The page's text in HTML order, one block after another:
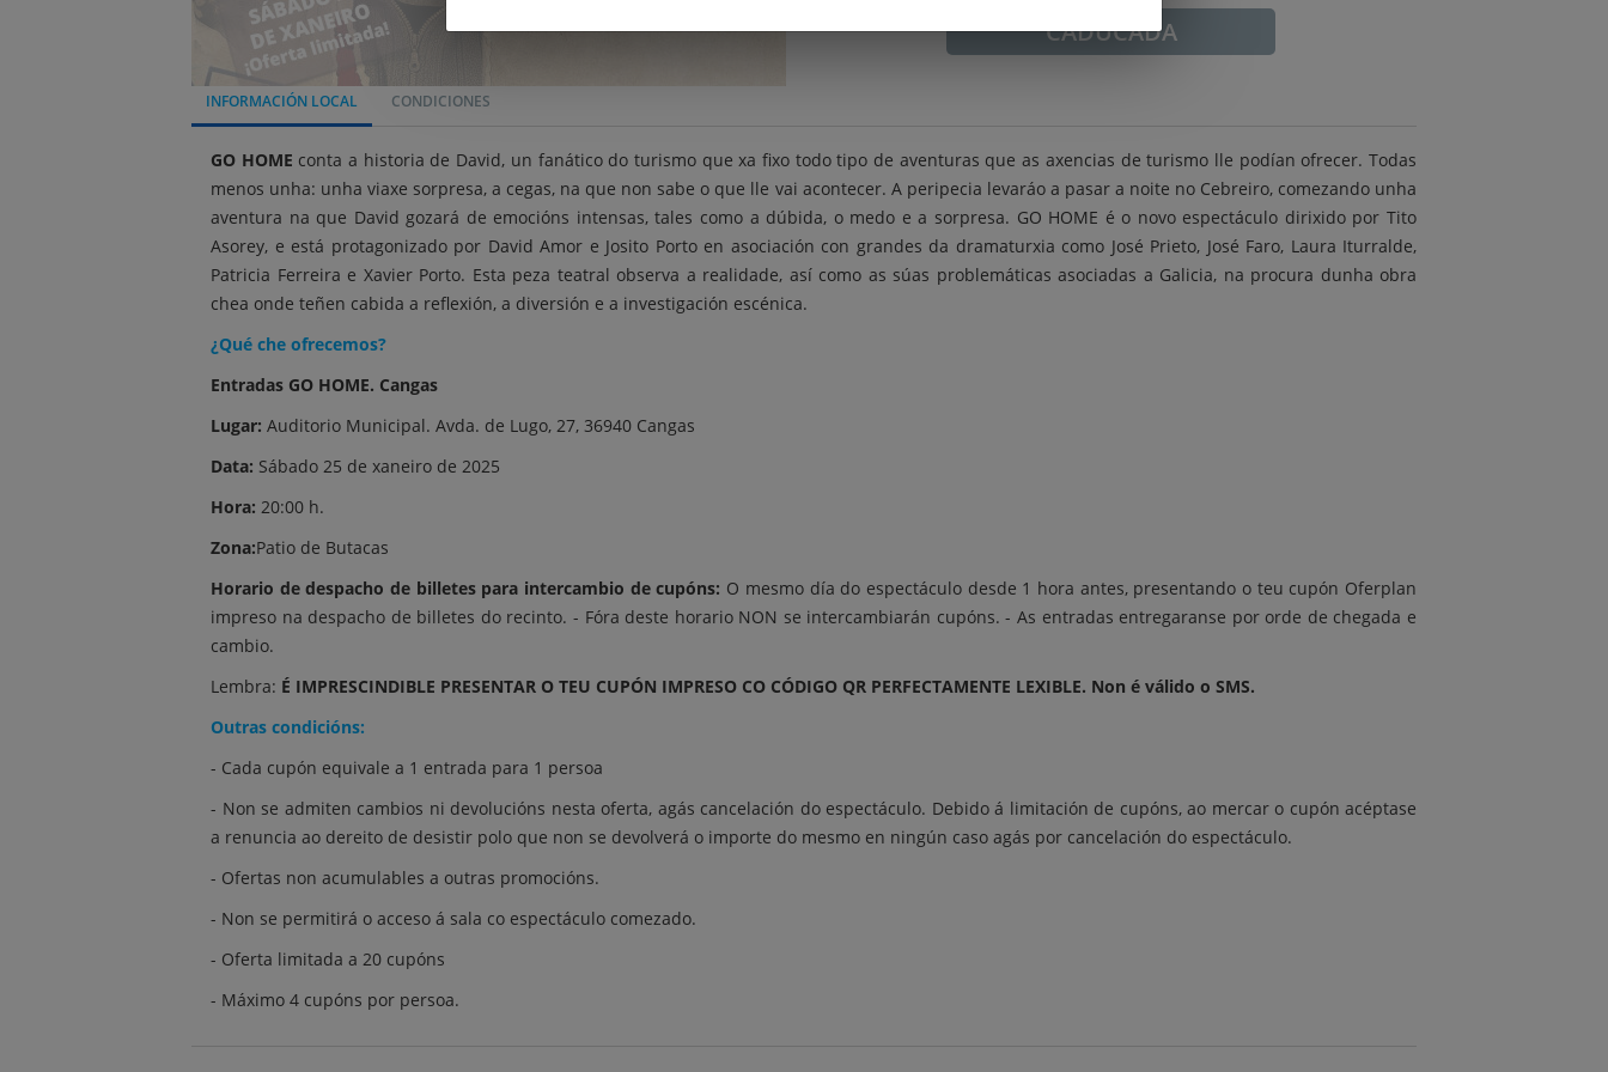
CADUCADA
INFORMACIÓN LOCAL CONDICIONES
GO HOME conta a historia de David, un fanático do turismo que xa fixo todo tipo de aventuras que as axencias de turismo lle podían ofrecer. Todas
menos unha: unha viaxe sorpresa, a cegas, na que non sabe o que lle vai acontecer. A peripecia levaráo a pasar a noite no Cebreiro, comezando unha
aventura na que David gozará de emocións intensas, tales como a dúbida, o medo e a sorpresa. GO HOME é o novo espectáculo dirixido por Tito
Asorey, e está protagonizado por David Amor e Josito Porto en asociación con grandes da dramaturxia como José Prieto, José Faro, Laura Iturralde,
Patricia Ferreira e Xavier Porto. Esta peza teatral observa a realidade, así como as súas problemáticas asociadas a Galicia, na procura dunha obra
chea onde teñen cabida a reflexión, a diversión e a investigación escénica.
¿Qué che ofrecemos?
Entradas GO HOME. Cangas
Lugar: Auditorio Municipal. Avda. de Lugo, 27, 36940 Cangas
Data: Sábado 25 de xaneiro de 2025
Hora: 20:00 h.
Zona:Patio de Butacas
Horario de despacho de billetes para intercambio de cupóns: O mesmo día do espectáculo desde 1 hora antes, presentando o teu cupón Oferplan
impreso na despacho de billetes do recinto. - Fóra deste horario NON se intercambiarán cupóns. - As entradas entregaranse por orde de chegada e
cambio.
Lembra: É IMPRESCINDIBLE PRESENTAR O TEU CUPÓN IMPRESO CO CÓDIGO QR PERFECTAMENTE LEXIBLE. Non é válido o SMS.
Outras condicións:
- Cada cupón equivale a 1 entrada para 1 persoa
- Non se admiten cambios ni devolucións nesta oferta, agás cancelación do espectáculo. Debido á limitación de cupóns, ao mercar o cupón acéptase
a renuncia ao dereito de desistir polo que non se devolverá o importe do mesmo en ningún caso agás por cancelación do espectáculo.
- Ofertas non acumulables a outras promocións.
- Non se permitirá o acceso á sala co espectáculo comezado.
- Oferta limitada a 20 cupóns
- Máximo 4 cupóns por persoa.